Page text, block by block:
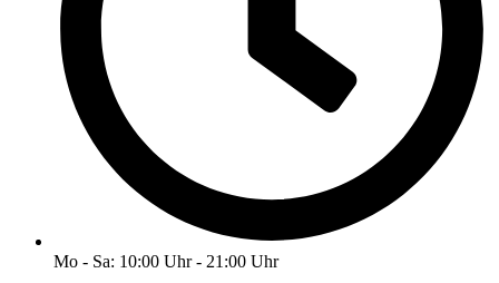
Mo - Sa: 10:00 Uhr - 21:00 Uhr